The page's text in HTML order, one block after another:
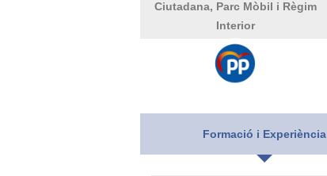
Ciutadana, Parc Mòbil i Règim
Interior
Formació i Experiència